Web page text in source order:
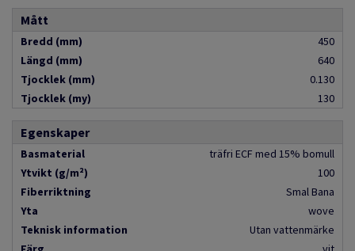
Mått
Bredd (mm)
450
Längd (mm)
640
Tjocklek (mm)
0.130
Tjocklek (my)
130
Egenskaper
Basmaterial
träfri ECF med 15% bomull
Ytvikt (g/m²)
100
Fiberriktning
Smal Bana
Yta
wove
Teknisk information
Utan vattenmärke